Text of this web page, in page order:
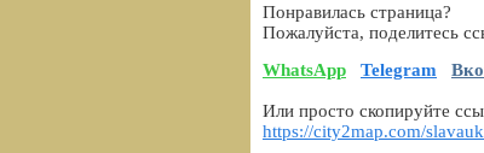
Понравилась страница?
Пожалуйста, поделитесь
WhatsApp
Telegram
Или просто скопируйте
https://city2map.com/